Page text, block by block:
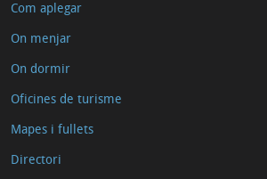
Com aplegar
On menjar
On dormir
Oficines de turisme
Mapes i fullets
Directori